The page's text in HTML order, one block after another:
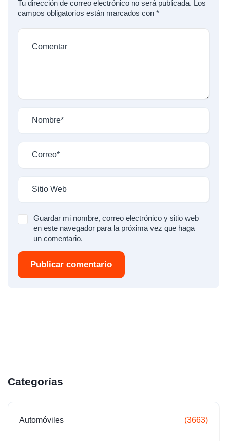
Tu dirección de correo electrónico no será publicada. Los
campos obligatorios están marcados con *
Guardar mi nombre, correo electrónico y sitio web
en este navegador para la próxima vez que haga
un comentario.
Publicar comentario
Categorías
Automóviles (3663)